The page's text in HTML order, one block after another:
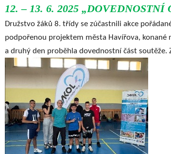
12. – 13. 6. 2025
Družstvo žáků 8. třídy se zúčastnili akce pořádané
podpořenou projektem města Havířova, konané
a druhý den proběhla dovednostní část soutěže.